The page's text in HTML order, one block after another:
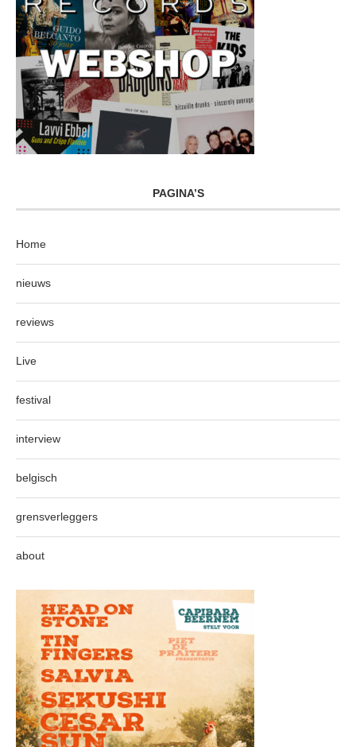
PAGINA’S
Home
nieuws
reviews
Live
festival
interview
belgisch
grensverleggers
about